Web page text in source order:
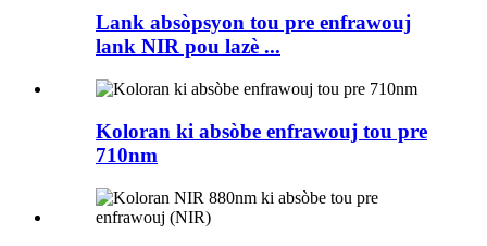
Lank absòpsyon tou pre enfrawouj
lank NIR pou lazè ...
Koloran ki absòbe enfrawouj tou pre
710nm